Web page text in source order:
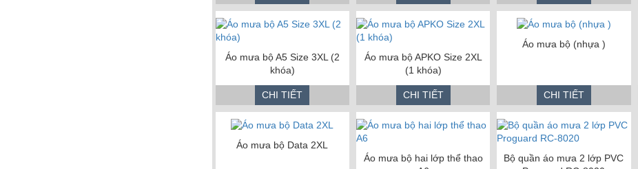
Áo mưa bộ A5 Size 3XL (2
khóa)
CHI TIẾT
Áo mưa bộ APKO Size 2XL
(1 khóa)
CHI TIẾT
Áo mưa bộ (nhựa )
CHI TIẾT
Áo mưa bộ Data 2XL
Áo mưa bộ hai lớp thể thao
Bộ quần áo mưa 2 lớp PVC